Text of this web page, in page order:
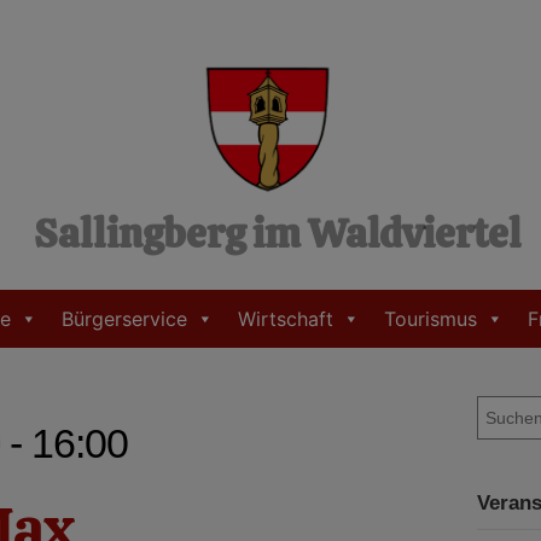
Sallingberg im Waldviertel
Bürgerservice Wirtschaft Tourismus
16:00
e